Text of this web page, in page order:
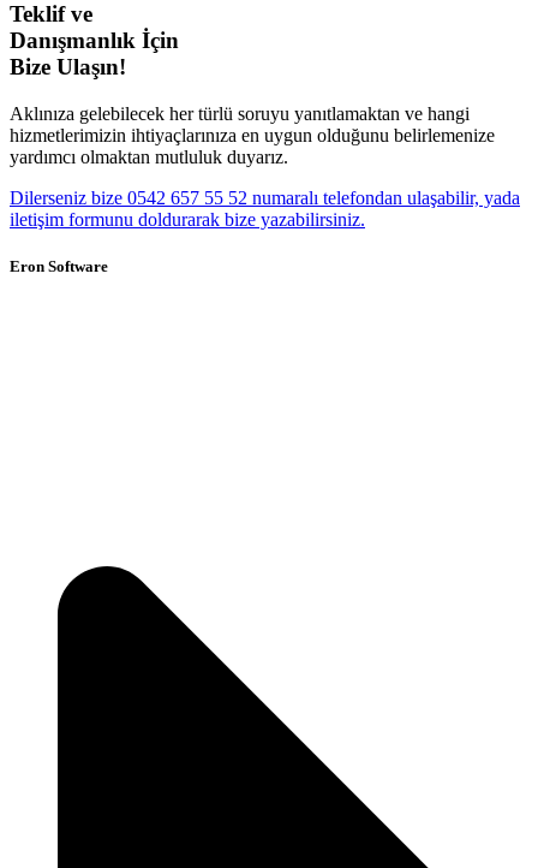
Teklif ve
Danışmanlık İçin
Bize Ulaşın!
Aklınıza gelebilecek her türlü soruyu yanıtlamaktan ve hangi
hizmetlerimizin ihtiyaçlarınıza en uygun olduğunu belirlemenize
yardımcı olmaktan mutluluk duyarız.
Dilerseniz bize 0542 657 55 52 numaralı telefondan ulaşabilir, yada
iletişim formunu doldurarak bize yazabilirsiniz.
Eron Software